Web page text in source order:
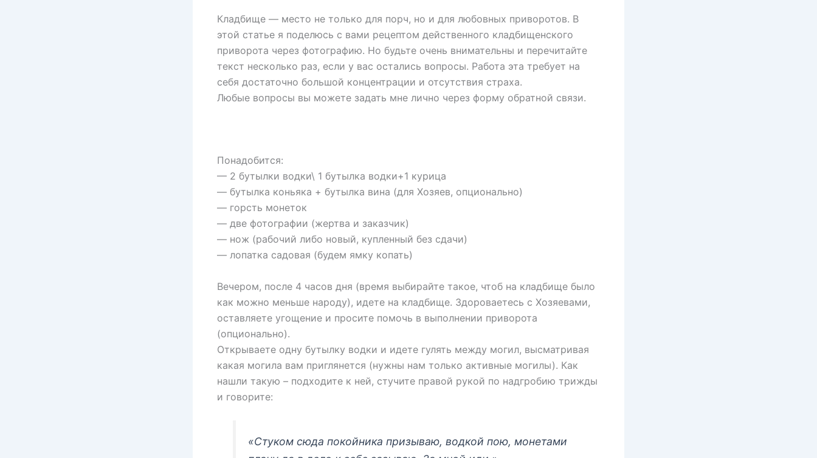
Кладбище — место не только для порч, но и для любовных приворотов. В
этой статье я поделюсь с вами рецептом действенного кладбищенского
приворота через фотографию. Но будьте очень внимательны и перечитайте
текст несколько раз, если у вас остались вопросы. Работа эта требует на
себя достаточно большой концентрации и отсутствия страха.
Любые вопросы вы можете задать мне лично через форму обратной связи.
Понадобится:
— 2 бутылки водки\ 1 бутылка водки+1 курица
— бутылка коньяка + бутылка вина (для Хозяев, опционально)
— горсть монеток
— две фотографии (жертва и заказчик)
— нож (рабочий либо новый, купленный без сдачи)
— лопатка садовая (будем ямку копать)
Вечером, после 4 часов дня (время выбирайте такое, чтоб на кладбище было
как можно меньше народу), идете на кладбище. Здороваетесь с Хозяевами,
оставляете угощение и просите помочь в выполнении приворота
(опционально).
Открываете одну бутылку водки и идете гулять между могил, высматривая
какая могила вам приглянется (нужны нам только активные могилы). Как
нашли такую – подходите к ней, стучите правой рукой по надгробию трижды
и говорите:
«Стуком сюда покойника призываю, водкой пою, монетами